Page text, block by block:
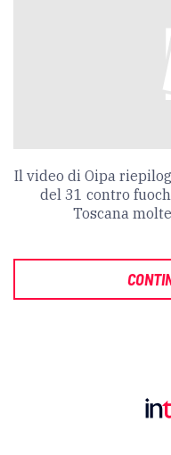
Il video di Oipa
del 31 contro
Toscana